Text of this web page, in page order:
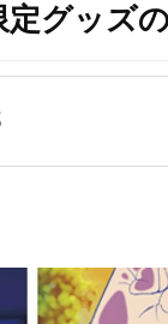
グッズ